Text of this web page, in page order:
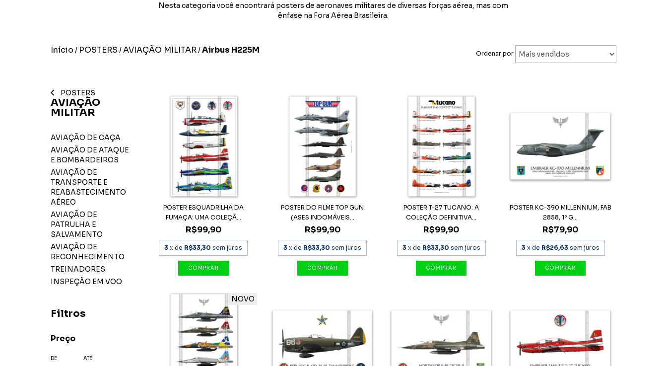
Nesta categoria você encontrará posters de aeronaves militares de diversas forças aérea, mas com
ênfase na Fora Aérea Brasileira.
Início / POSTERS /AVIAÇÃO MILITAR/Airbus H225M Ordenar por
POSTERS
AVIAÇÃO
MILITAR
AVIAÇÃO DE CAÇA
AVIAÇÃO DE ATAQUE
E BOMBARDEIROS
AVIAÇÃO DE
TRANSPORTE E
REABASTECIMENTO
AÉREO
AVIAÇÃO DE
PATRULHA E
SALVAMENTO
AVIAÇÃO DE
RECONHECIMENTO
TREINADORES
INSPEÇÃO EM VOO
Filtros
Preço
DE ATÉ
POSTER ESQUADRILHA DA
FUMAÇA: UMA COLEÇÃ...
R$99,90
3 x de R$33,30 sem juros
POSTER DO FILME TOP GUN
(ASES INDOMÁVEIS...
R$99,90
3 x de R$33,30 sem juros
POSTER T-27 TUCANO: A
COLEÇÃO DEFINITIVA...
R$99,90
3 x de R$33,30 sem juros
POSTER KC-390 MILLENNIUM, FAB
2858, 1º G...
R$79,90
3 x de R$26,63 sem juros
NOVO